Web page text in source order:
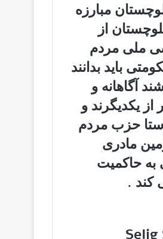
مبارزه
از
ملی مردم
باید بدانند
آگاھانه و
یکدیگرند و
حزب مردم
مادری
به حاکمیت
کند .
*